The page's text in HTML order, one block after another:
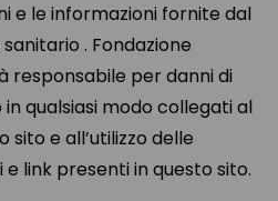
e le informazioni fornite dal
. Fondazione
responsabile per danni di
qualsiasi modo collegati al
sito e all’utilizzo delle
link presenti in questo sito.